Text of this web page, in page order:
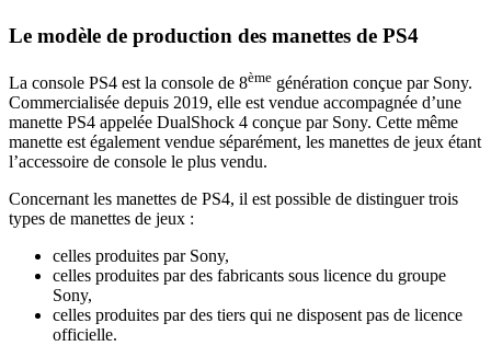
Le modèle de production des manettes de PS4
La console PS4 est la console de 8ème génération conçue par Sony.
Commercialisée depuis 2019, elle est vendue accompagnée d’une
manette PS4 appelée DualShock 4 conçue par Sony. Cette même
manette est également vendue séparément, les manettes de jeux étant
l’accessoire de console le plus vendu.
Concernant les manettes de PS4, il est possible de distinguer trois
types de manettes de jeux :
celles produites par Sony,
celles produites par des fabricants sous licence du groupe
Sony,
celles produites par des tiers qui ne disposent pas de licence
officielle.